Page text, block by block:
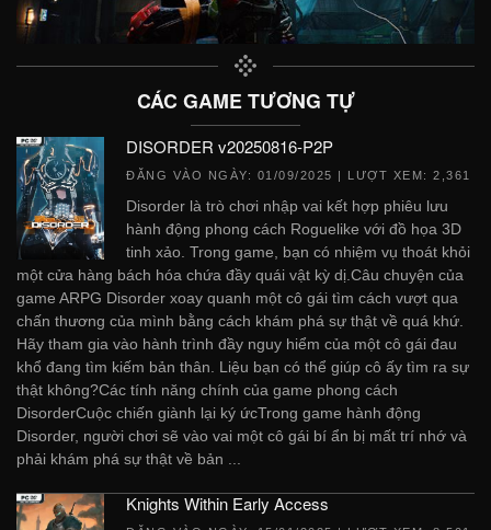
CÁC GAME TƯƠNG TỰ
DISORDER v20250816-P2P
ĐĂNG VÀO NGÀY: 01/09/2025 | LƯỢT XEM: 2,361
Disorder là trò chơi nhập vai kết hợp phiêu lưu
hành động phong cách Roguelike với đồ họa 3D
tinh xảo. Trong game, bạn có nhiệm vụ thoát khỏi
một cửa hàng bách hóa chứa đầy quái vật kỳ dị.Câu chuyện của
game ARPG Disorder xoay quanh một cô gái tìm cách vượt qua
chấn thương của mình bằng cách khám phá sự thật về quá khứ.
Hãy tham gia vào hành trình đầy nguy hiểm của một cô gái đau
khổ đang tìm kiếm bản thân. Liệu bạn có thể giúp cô ấy tìm ra sự
thật không?Các tính năng chính của game phong cách
DisorderCuộc chiến giành lại ký ứcTrong game hành động
Disorder, người chơi sẽ vào vai một cô gái bí ẩn bị mất trí nhớ và
phải khám phá sự thật về bản ...
Knights Within Early Access